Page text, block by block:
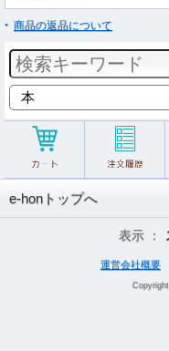
商品の返品について
e-honトップへ
表示 ：
運営会社概要